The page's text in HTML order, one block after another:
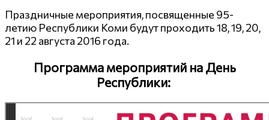
Праздничные мероприятия, посвященные 95-
летию Республики Коми будут проходить 18, 19, 20,
21 и 22 августа 2016 года.
Программа мероприятий на День
Республики: